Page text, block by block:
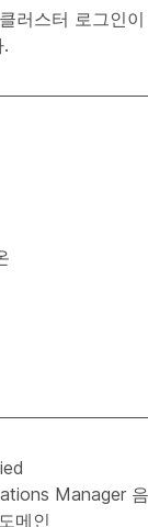
러스터 로그인이
Manager 음
메인